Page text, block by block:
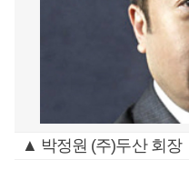
▲ 박정원 (주)두산 회장